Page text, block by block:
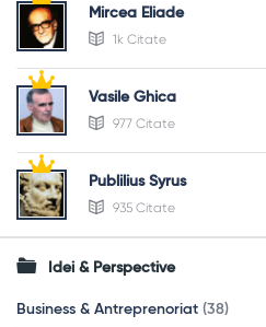
Mircea Eliade
1k Citate
Vasile Ghica
977 Citate
Publilius Syrus
935 Citate
Idei & Perspective
Business & Antreprenoriat (38)